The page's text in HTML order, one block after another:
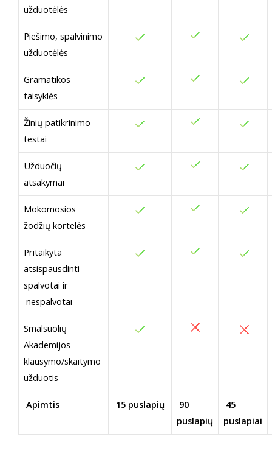
užduotėlės
Piešimo, spalvinimo
užduotėlės
Gramatikos
taisyklės
Žinių patikrinimo
testai
Užduočių
atsakymai
Mokomosios
žodžių kortelės
Pritaikyta
atsispausdinti
spalvotai ir
nespalvotai
Smalsuolių
Akademijos
klausymo/skaitymo
užduotis
Apimtis 15 puslapių
90
puslapių
45
puslapiai